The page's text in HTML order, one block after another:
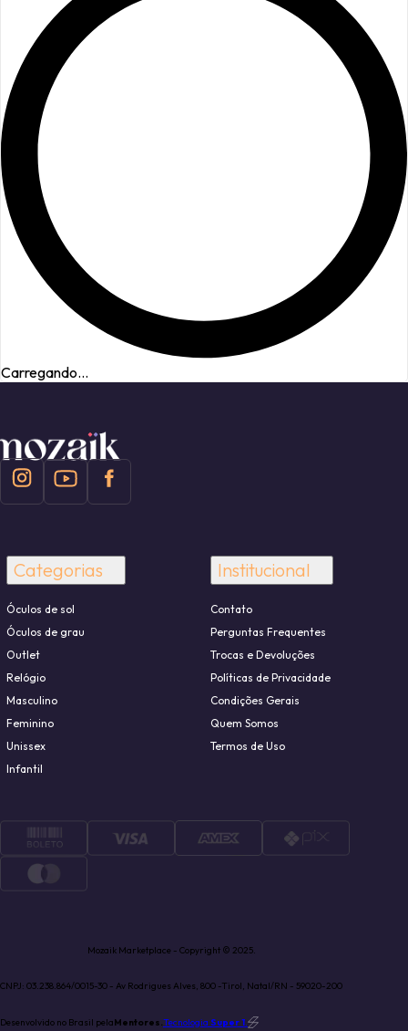
Carregando...
Categorias
Óculos de sol
Óculos de grau
Outlet
Relógio
Masculino
Feminino
Unissex
Infantil
Institucional
Contato
Perguntas Frequentes
Trocas e Devoluções
Políticas de Privacidade
Condições Gerais
Quem Somos
Termos de Uso
Mozaik Marketplace - Copyright © 2025.
CNPJ: 03.238.864/0015-30 - Av Rodrigues Alves, 800 -Tirol, Natal/RN - 59020-200
Desenvolvido no Brasil pelaMentores.Tecnologia Super 1.